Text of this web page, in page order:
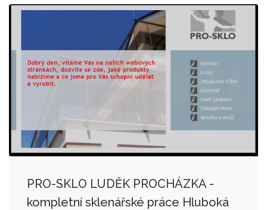
PRO-SKLO LUDĚK PROCHÁZKA -
kompletní sklenářské práce Hluboká